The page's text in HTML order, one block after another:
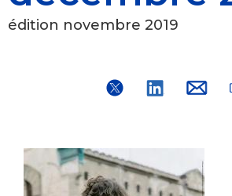
édition novembre 2019